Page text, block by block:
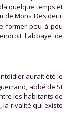
quelque temps et
de Mons Desiderii.
former peu à peu
l'abbaye de
aurait été le
abbé de St
les habitants de
la rivalité qui existe